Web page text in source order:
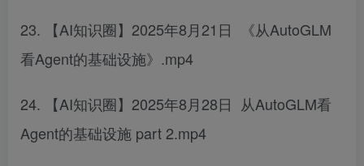
23. 【AI知识圈】2025年8月21日 《从AutoGLM
看Agent的基础设施》.mp4
24. 【AI知识圈】2025年8月28日 从AutoGLM看
Agent的基础设施 part 2.mp4